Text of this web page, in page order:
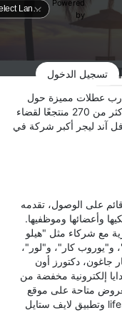
Powered
by
تسجيل الدخول
عطلات مميزة حول
العالم. بفضل تواجدنا العالمي في 110 دول، وأكثر من 270 منتجعًا لقضاء
لنا، تُعدّ ترافل آند ليجر أكبر شركة في
على الوصول، تقدمه
وأعضائها وموظفيها.
مع شركاء مثل "هيلو
كار"، و"لور"،
جاغون، دكتورز أون
إلكترونية مخفضة من
متاحة على موقع
مجموعتنا الإلكتروني lifestylebywyndham.com وتطبيق لايف ستايل